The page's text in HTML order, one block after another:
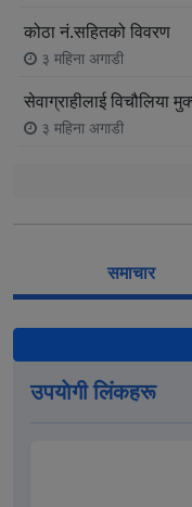
कोठा नं.सहितको विवरण
३ महिना अगाडी
सेवाग्राहीलाई विचौलिया
३ महिना अगाडी
समाचार
उपयाेगी लिंकहरू